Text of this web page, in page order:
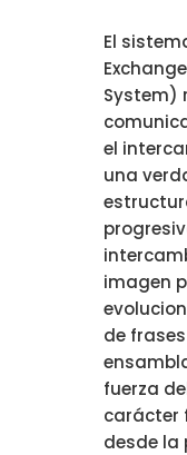
El
System)
el
una
imagen
de
fuerza
carácter
desde la